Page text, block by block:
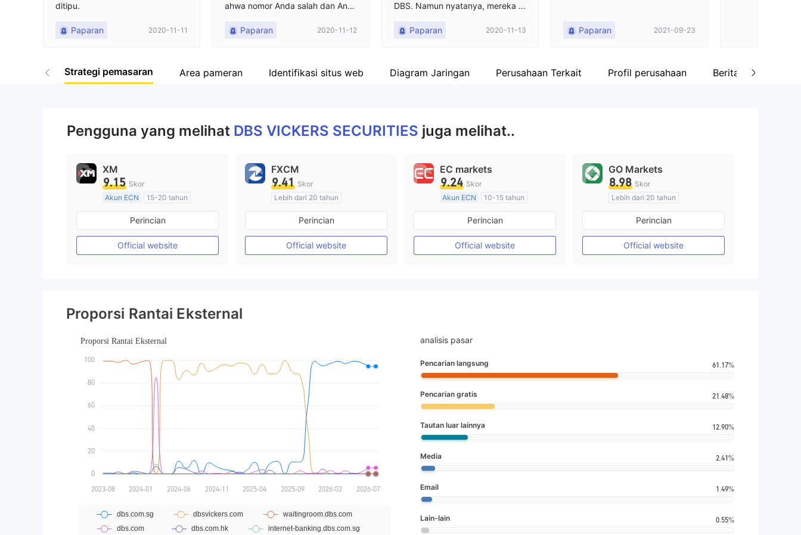
ditipu.
Paparan 2020-11-11
ahwa nomor Anda salah dan And
n pelanggan tidak dapat dihubun
Paparan 2020-11-12
DBS. Namun nyatanya, mereka m
h jubah DBS. Ini mungkin tidak ad
bil sedikit tanggung jawab?
Paparan 2020-11-13 Paparan 2021-09-23
Strategi pemasaran Area pameran Identifikasi situs web Diagram Jaringan Perusahaan Terkait Profil perusahaan Berita
Pengguna yang melihat DBS VICKERS SECURITIES juga melihat..
XM
9.15 Skor
Akun ECN
15-20 tahun
Diatur di Australia
Market Maker (MM)
Lisensi Penuh MT4
Perincian
Official website
FXCM
9.41 Skor
Lebih dari 20 tahun
Diatur di Australia
Market Maker (MM)
Lisensi Penuh MT4
Perincian
Official website
EC markets
9.24 Skor
Akun ECN
10-15 tahun
Diatur di Australia
Market Maker (MM)
Lisensi Penuh MT4
Perincian
Official website
GO Markets
8.98 Skor
Lebih dari 20 tahun
Diatur di Australia
Market Maker (MM)
Perincian
Official website
Proporsi Rantai Eksternal
analisis pasar
Pencarian langsung 61.17%
Pencarian gratis 21.48%
Tautan luar lainnya 12.90%
Media 2.41%
Email 1.49%
Lain-lain 0.55%